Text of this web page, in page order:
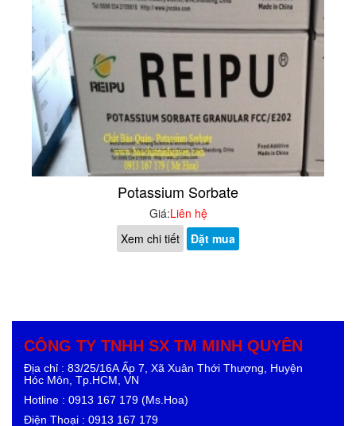
Potassium Sorbate
Giá:Liên hệ
Xem chi tiết
Đặt mua
CÔNG TY TNHH SX TM MINH QUYÊN
Địa chỉ : 83/25/16A Ấp 7, Xã Xuân Thới Thượng, Huyện
Hóc Môn, Tp.HCM, VN
Hotline : 0913 167 179 (Ms.Hoa)
Điện Thoại : 0913 167 179